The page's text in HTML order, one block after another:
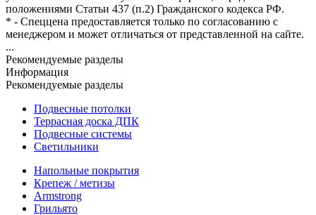
положениями Статьи 437 (п.2) Гражданского кодекса РФ.
* - Спеццена предоставляется только по согласованию с
менеджером и может отличаться от представленной на сайте.
...
Рекомендуемые разделы
Информация
Рекомендуемые разделы
Подвесные потолки
Террасная доска ДПК
Подвесные системы
Светильники
Напольные покрытия
Крепеж / метизы
Armstrong
Грильято